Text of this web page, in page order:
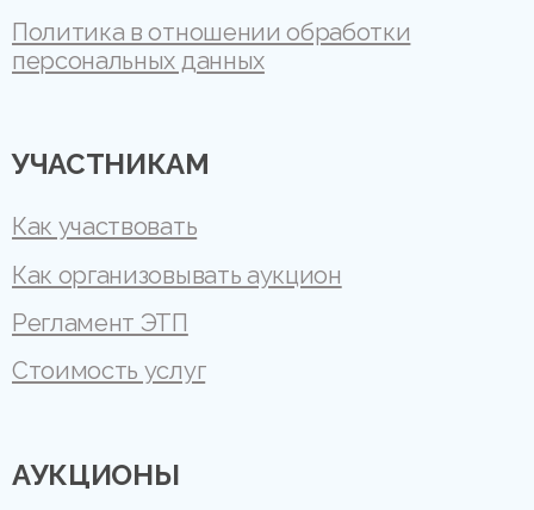
Политика в отношении обработки
персональных данных
УЧАСТНИКАМ
Как участвовать
Как организовывать аукцион
Регламент ЭТП
Стоимость услуг
АУКЦИОНЫ